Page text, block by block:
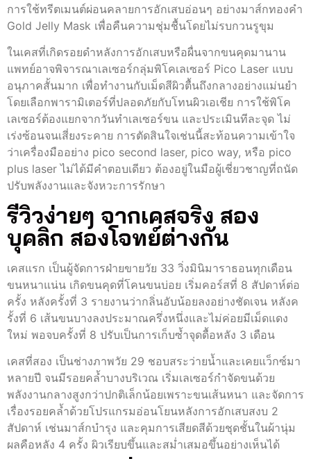
การใช้ทรีตเมนต์ผ่อนคลายการอักเสบอ่อนๆ อย่างมาส์กทองคำ
Gold Jelly Mask เพื่อคืนความชุ่มชื้นโดยไม่รบกวนรูขุม
ในเคสที่เกิดรอยดำหลังการอักเสบหรือผื่นจากขนคุดมานาน
แพทย์อาจพิจารณาเลเซอร์กลุ่มพิโคเลเซอร์ Pico Laser แบบ
อนุภาคสั้นมาก เพื่อทำงานกับเม็ดสีผิวตื้นถึงกลางอย่างแม่นยำ
โดยเลือกพารามิเตอร์ที่ปลอดภัยกับโทนผิวเอเชีย การใช้พิโค
เลเซอร์ต้องแยกจากวันทำเลเซอร์ขน และประเมินทีละจุด ไม่
เร่งซ้อนจนเสี่ยงระคาย การตัดสินใจเช่นนี้สะท้อนความเข้าใจ
ว่าเครื่องมืออย่าง pico second laser, pico way, หรือ pico
plus laser ไม่ได้มีคำตอบเดียว ต้องอยู่ในมือผู้เชี่ยวชาญที่ถนัด
ปรับพลังงานและจังหวะการรักษา
รีวิวง่ายๆ จากเคสจริง สอง
บุคลิก สองโจทย์ต่างกัน
เคสแรก เป็นผู้จัดการฝ่ายขายวัย 33 วิ่งมินิมาราธอนทุกเดือน
ขนหนาแน่น เกิดขนคุดที่โคนขนบ่อย เริ่มคอร์สที่ 8 สัปดาห์ต่อ
ครั้ง หลังครั้งที่ 3 รายงานว่ากลิ่นอับน้อยลงอย่างชัดเจน หลังค
รั้งที่ 6 เส้นขนบางลงประมาณครึ่งหนึ่งและไม่ค่อยมีเม็ดแดง
ใหม่ พอจบครั้งที่ 8 ปรับเป็นการเก็บซ้ำจุดดื้อหลัง 3 เดือน
เคสที่สอง เป็นช่างภาพวัย 29 ชอบสระว่ายน้ำและเคยแว็กซ์มา
หลายปี จนมีรอยคล้ำบางบริเวณ เริ่มเลเซอร์กำจัดขนด้วย
พลังงานกลางสูงกว่าปกติเล็กน้อยเพราะขนเส้นหนา และจัดการ
เรื่องรอยคล้ำด้วยโปรแกรมอ่อนโยนหลังการอักเสบสงบ 2
สัปดาห์ เช่นมาส์กบำรุง และคุมการเสียดสีด้วยชุดชั้นในผ้านุ่ม
ผลคือหลัง 4 ครั้ง ผิวเรียบขึ้นและสม่ำเสมอขึ้นอย่างเห็นได้